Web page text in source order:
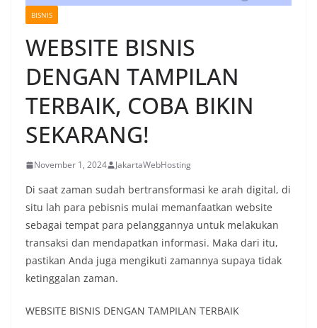
BISNIS
WEBSITE BISNIS
DENGAN TAMPILAN
TERBAIK, COBA BIKIN
SEKARANG!
November 1, 2024 JakartaWebHosting
Di saat zaman sudah bertransformasi ke arah digital, di
situ lah para pebisnis mulai memanfaatkan website
sebagai tempat para pelanggannya untuk melakukan
transaksi dan mendapatkan informasi. Maka dari itu,
pastikan Anda juga mengikuti zamannya supaya tidak
ketinggalan zaman.
WEBSITE BISNIS DENGAN TAMPILAN TERBAIK